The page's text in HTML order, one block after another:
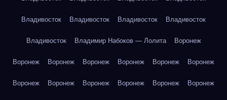
Владивосток Владивосток Владивосток Владивосток
Владивосток Владимир Набоков — Лолита Воронеж
Воронеж Воронеж Воронеж Воронеж Воронеж Воронеж
Воронеж Воронеж Воронеж Воронеж Воронеж Воронеж